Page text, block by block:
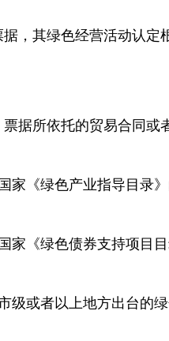
，其绿色经营活动认
据所依托的贸易合同或
家《绿色产业指导目录》
家《绿色债券支持项目
级或者以上地方出台的绿